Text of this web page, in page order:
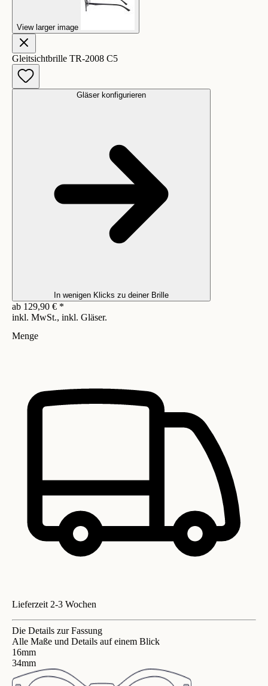
View larger image
Gleitsichtbrille TR-2008 C5
Gläser konfigurieren
In wenigen Klicks zu deiner Brille
ab 129,90 € *
inkl. MwSt., inkl. Gläser.
Menge
Lieferzeit 2-3 Wochen
Die Details zur Fassung
Alle Maße und Details auf einem Blick
16mm
34mm